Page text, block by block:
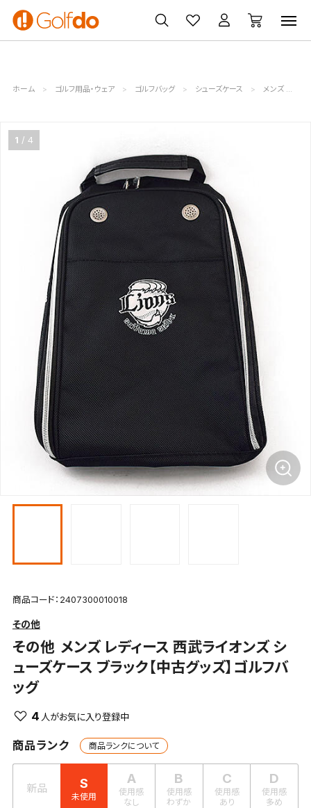
ゴルフ
クラブ
ゴルフ用品
買取
無料査定
クーポン
一覧
ホーム ゴルフ用品・ウェア ゴルフバッグ シューズケース メンズ レディース 西武ライオンズ シューズケース ブラック【中古グッズ】ゴルフバッグ
1 4
商品コード：2407300010018
その他
その他 メンズ レディース 西武ライオンズ シ
ューズケース ブラック【中古グッズ】ゴルフバ
ッグ
4
商品ランク 商品ランクについて
新品 S
未使用
A
使用感
なし
B
使用感
わずか
C
使用感
あり
D
使用感
多め